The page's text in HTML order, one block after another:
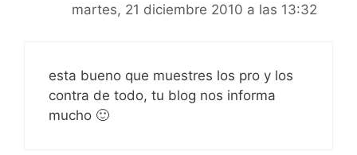
martes, 21 diciembre 2010 a las 13:32
esta bueno que muestres los pro y los
contra de todo, tu blog nos informa
mucho 🙂